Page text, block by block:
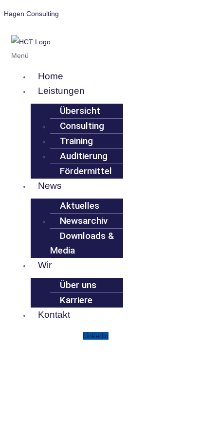
Hagen Consulting
Menü
Home
Leistungen
Übersicht
Consulting
Training
Auditierung
Fördermittel
News
Aktuelles
Newsarchiv
Downloads &
Media
Wir
Über uns
Karriere
Kontakt
Linkedin